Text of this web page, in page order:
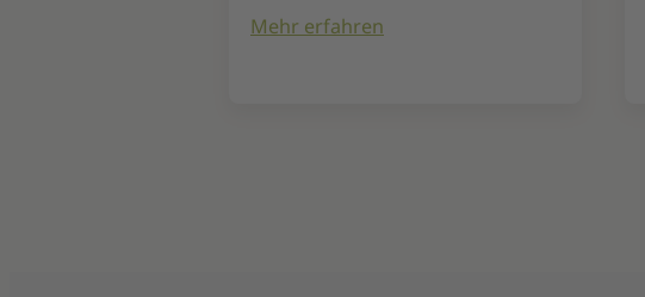
Mehr erfahren